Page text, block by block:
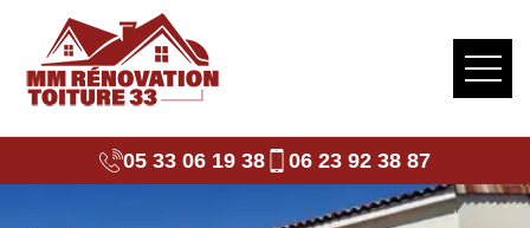
05 33 06 19 38 06 23 92 38 87